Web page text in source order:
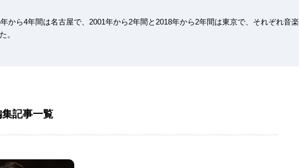
から4年間は名古屋で、2001年から2年間と2018年から2年間は東京で、それぞれ音楽
。
記事一覧